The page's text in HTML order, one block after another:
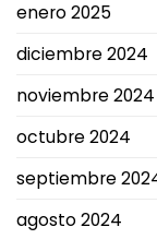
enero 2025
diciembre 2024
noviembre 2024
octubre 2024
septiembre
agosto 2024